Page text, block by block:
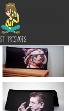
Skip to navigation
Skip to main content